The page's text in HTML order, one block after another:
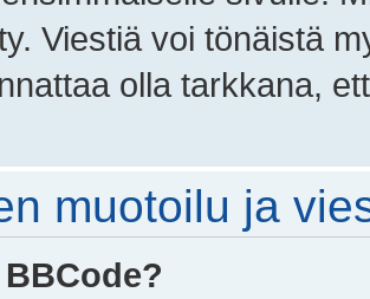
Viestiä voi tönäistä
olla tarkkana,
muotoilu ja